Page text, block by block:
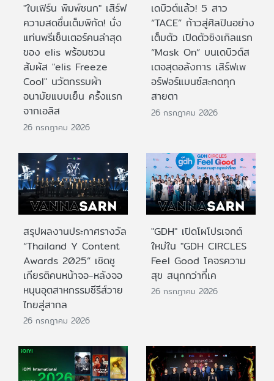
"ใบเฟิร์น พิมพ์ชนก" เสิร์ฟ
ความสดชื่นเต็มพิกัด! นั่ง
แท่นพรีเซ็นเตอร์คนล่าสุด
ของ elis พร้อมชวน
สัมผัส "elis Freeze
Cool" นวัตกรรมผ้า
อนามัยแบบเย็น ครั้งแรก
จากเอลิส
26 กรกฎาคม 2026
เดบิวต์แล้ว! 5 สาว
“TACE” ก้าวสู่ศิลปินอย่าง
เต็มตัว เปิดตัวซิงเกิลแรก
“Mask On” บนเดบิวต์ส
เตจสุดอลังการ เสิร์ฟเพ
อร์ฟอร์แมนซ์สะกดทุก
สายตา
26 กรกฎาคม 2026
สรุปผลงานประกาศรางวัล
“Thailand Y Content
Awards 2025” เชิดชู
เกียรติคนหน้าจอ-หลังจอ
หนุนอุตสาหกรรมซีรีส์วาย
ไทยสู่สากล
26 กรกฎาคม 2026
"GDH" เปิดโผโปรเจกต์
ใหม่ใน "GDH CIRCLES
Feel Good โคจรความ
สุข สนุกกว่าที่เค
26 กรกฎาคม 2026